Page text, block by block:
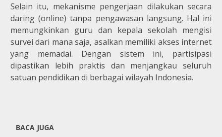
Selain itu, mekanisme pengerjaan dilakukan secara
daring (online) tanpa pengawasan langsung. Hal ini
memungkinkan guru dan kepala sekolah mengisi
survei dari mana saja, asalkan memiliki akses internet
yang memadai. Dengan sistem ini, partisipasi
dipastikan lebih praktis dan menjangkau seluruh
satuan pendidikan di berbagai wilayah Indonesia.
BACA JUGA